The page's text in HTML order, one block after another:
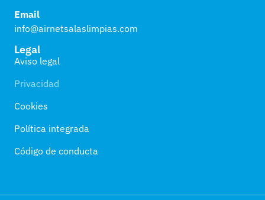
Email
info@airnetsalaslimpias.com
Legal
Aviso legal
Privacidad
Cookies
Política integrada
Código de conducta